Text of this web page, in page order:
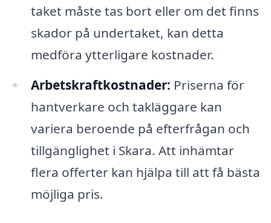
taket måste tas bort eller om det finns
skador på undertaket, kan detta
medföra ytterligare kostnader.
Arbetskraftkostnader: Priserna för
hantverkare och takläggare kan
variera beroende på efterfrågan och
tillgänglighet i Skara. Att inhämtar
flera offerter kan hjälpa till att få bästa
möjliga pris.